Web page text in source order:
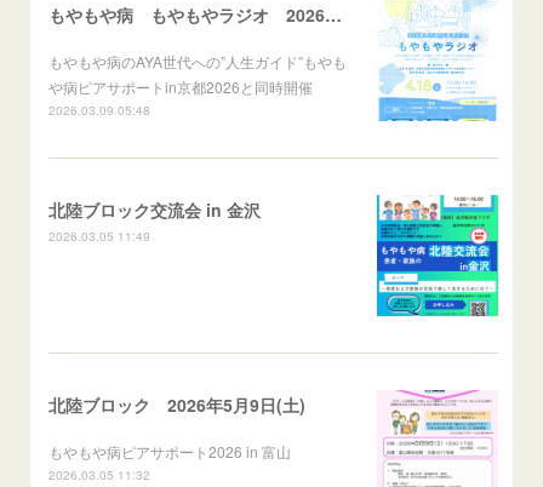
もやもや病 もやもやラジオ 2026年4月18日(土)
もやもや病のAYA世代への”人生ガイド”もやも
や病ピアサポートin京都2026と同時開催
2026.03.09 05:48
北陸ブロック交流会 in 金沢
2026.03.05 11:49
北陸ブロック 2026年5月9日(土)
もやもや病ピアサポート2026 in 富山
2026.03.05 11:32